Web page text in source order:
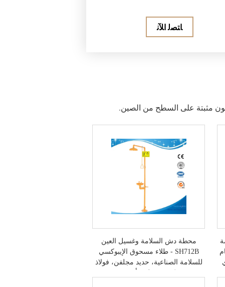
ﺎﺘﺼﻟ ﺍﻶﻧ
مثبتة على السطح من الصين.
محطة دش السلامة وغسيل العين
SH712B - طلاء مسحوق الإيبوكسي
للسلامة الصناعية، حديد مجلفن، فولاذ